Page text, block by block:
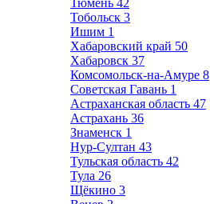
Тюмень 42
Тобольск 3
Ишим 1
Хабаровский край 50
Хабаровск 37
Комсомольск-на-Амуре 8
Советская Гавань 1
Астраханская область 47
Астрахань 36
Знаменск 1
Нур-Султан 43
Тульская область 42
Тула 26
Щёкино 3